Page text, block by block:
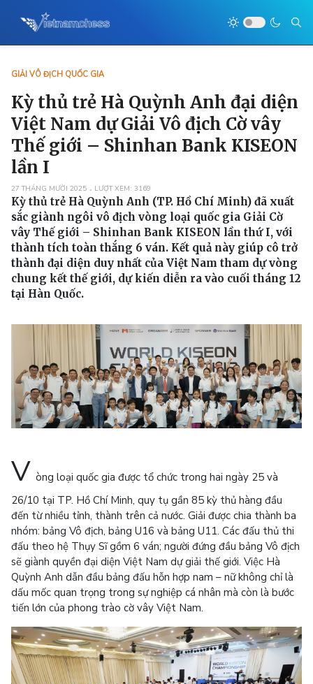
GIẢI VÔ ĐỊCH QUỐC GIA
Kỳ thủ trẻ Hà Quỳnh Anh đại diện
Việt Nam dự Giải Vô địch Cờ vây
Thế giới – Shinhan Bank KISEON
lần I
27 THÁNG MƯỜI 2025 LƯỢT XEM: 3169
Kỳ thủ trẻ Hà Quỳnh Anh (TP. Hồ Chí Minh) đã xuất
sắc giành ngôi vô địch vòng loại quốc gia Giải Cờ
vây Thế giới – Shinhan Bank KISEON lần thứ I, với
thành tích toàn thắng 6 ván. Kết quả này giúp cô trở
thành đại diện duy nhất của Việt Nam tham dự vòng
chung kết thế giới, dự kiến diễn ra vào cuối tháng 12
tại Hàn Quốc.
V òng loại quốc gia được tổ chức trong hai ngày 25 và
26/10 tại TP. Hồ Chí Minh, quy tụ gần 85 kỳ thủ hàng đầu
đến từ nhiều tỉnh, thành trên cả nước. Giải được chia thành ba
nhóm: bảng Vô địch, bảng U16 và bảng U11. Các đấu thủ thi
đấu theo hệ Thụy Sĩ gồm 6 ván; người đứng đầu bảng Vô địch
sẽ giành quyền đại diện Việt Nam dự giải thế giới. Việc Hà
Quỳnh Anh dẫn đầu bảng đấu hỗn hợp nam – nữ không chỉ là
dấu mốc quan trọng trong sự nghiệp cá nhân mà còn là bước
tiến lớn của phong trào cờ vây Việt Nam.